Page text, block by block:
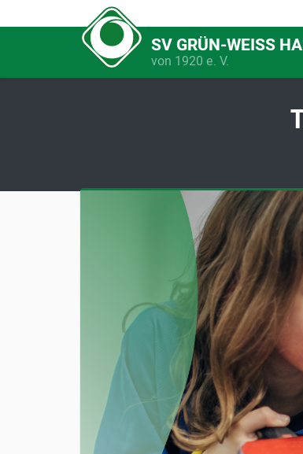
SV GRÜN-WEISS
von 1920 e. V.